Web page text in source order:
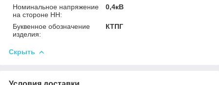
Номинальное напряжение
на стороне НН:
0,4кВ
Буквенное обозначение
изделия:
КТПГ
Скрыть